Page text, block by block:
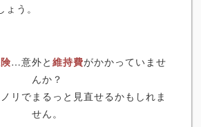
う。
…意外と 維持費がかかっていませ
んか？
リでまるっと見直せるかもしれま
せん。